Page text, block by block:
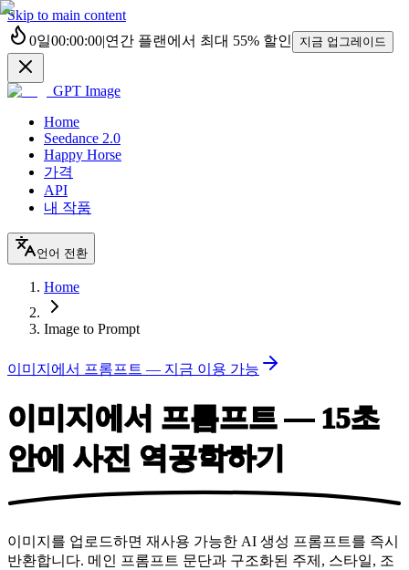
Skip to main content
0일00:00:00|연간 플랜에서 최대 55% 할인 지금 업그레이드
GPT Image
Home
Seedance 2.0
Happy Horse
가격
API
내 작품
언어 전환
Home
Image to Prompt
이미지에서 프롬프트 — 지금 이용 가능
이미지에서 프롬프트 — 15초
안에 사진 역공학하기
이미지를 업로드하면 재사용 가능한 AI 생성 프롬프트를 즉시
반환합니다. 메인 프롬프트 문단과 구조화된 주제, 스타일, 조